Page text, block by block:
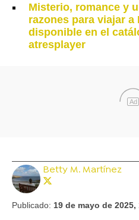
Misterio, romance y
razones para viajar a
disponible en el
atresplayer
Ad
Betty M. Martínez
Publicado: 19 de mayo de 2025,